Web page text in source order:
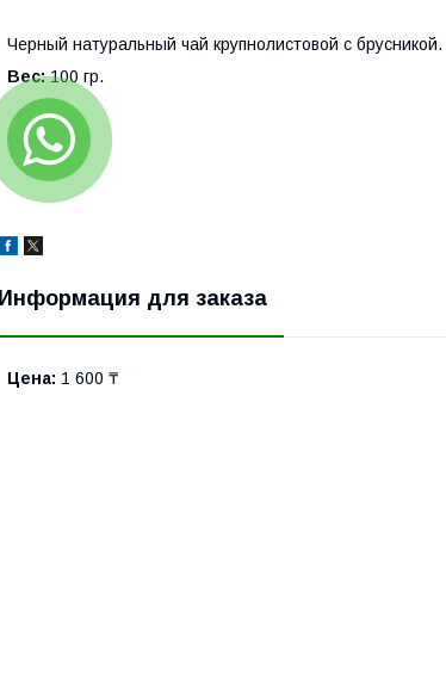
Черный натуральный чай крупнолистовой с брусникой.
Вес:100 гр.
Информация для заказа
Цена: 1 600 ₸